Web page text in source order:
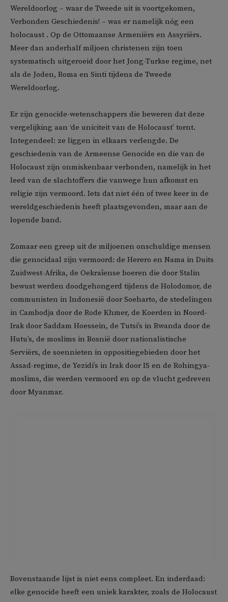
Wereldoorlog – waar de Tweede uit is voortgekomen,
Verbonden Geschiedenis! – was er namelijk nóg een
holocaust . Op de Ottomaanse Armeniërs en Assyriërs.
Meer dan anderhalf miljoen christenen zijn toen
systematisch uitgeroeid door het Jong-Turkse regime, net
als de Joden, Roma en Sinti tijdens de Tweede
Wereldoorlog.
Er zijn genocide-wetenschappers die beweren dat deze
vergelijking aan ‘de uniciteit van de Holocaust’ tornt.
Integendeel: ze liggen in elkaars verlengde. De
geschiedenis van de Armeense Genocide en die van de
Holocaust zijn onmiskenbaar verbonden, namelijk in het
leed van de slachtoffers die vanwege hun afkomst en
religie zijn vermoord. Iets dat niet één of twee keer in de
wereldgeschiedenis heeft plaatsgevonden, maar aan de
lopende band.
Zomaar een greep uit de miljoenen onschuldige mensen
die genocidaal zijn vermoord: de Herero en Nama in Duits
Zuidwest-Afrika, de Oekraïense boeren die door Stalin
bewust werden doodgehongerd tijdens de Holodomor, de
communisten in Indonesië door Soeharto, de stedelingen
in Cambodja door de Rode Khmer, de Koerden in Noord-
Irak door Saddam Hoessein, de Tutsi’s in Rwanda door de
Hutu’s, de moslims in Bosnië door nationalistische
Serviërs, de soennieten in oppositiegebieden door het
Assad-regime, de Yezidi’s in Irak door IS en de Rohingya-
moslims, die werden vermoord en op de vlucht gedreven
door Myanmar.
Bovenstaande lijst is niet eens compleet. En inderdaad:
elke genocide heeft een uniek karakter, zoals de Holocaust